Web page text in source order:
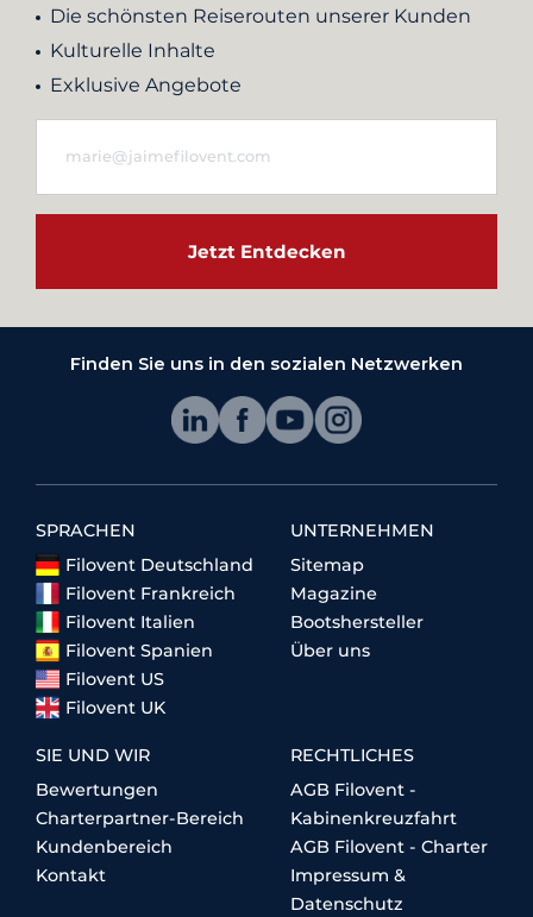
Die schönsten Reiserouten unserer Kunden
Kulturelle Inhalte
Exklusive Angebote
Jetzt Entdecken
Finden Sie uns in den sozialen Netzwerken
SPRACHEN
Filovent Deutschland
Filovent Frankreich
Filovent Italien
Filovent Spanien
Filovent US
Filovent UK
UNTERNEHMEN
Sitemap
Magazine
Bootshersteller
Über uns
SIE UND WIR
Bewertungen
Charterpartner-Bereich
Kundenbereich
Kontakt
RECHTLICHES
AGB Filovent -
Kabinenkreuzfahrt
AGB Filovent - Charter
Impressum &
Datenschutz